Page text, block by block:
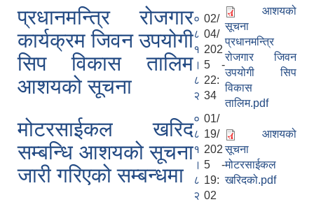
प्रधानमन्त्रि रोजगार
कार्यक्रम जिवन उपयोगी
सिप विकास तालिम
आशयको सूचना
०
८
१
।
८
२
02/
04/
202
5 -
22:
34
आशयको
सूचना
प्रधानमन्त्रि
रोजगार जिवन
उपयोगी सिप
विकास
तालिम.pdf
मोटरसाईकल खरिद
सम्बन्धि आशयको सूचना
जारी गरिएको सम्बन्धमा
०
८
१
।
८
२
01/
19/
202
5 -
19:
02
आशयको
सूचना
मोटरसाईकल
खरिदको.pdf